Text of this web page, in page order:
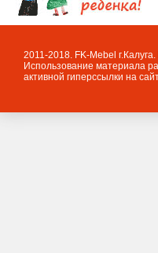
2011-2018. FK-Mebel
Использование материала
активной гиперссылки на